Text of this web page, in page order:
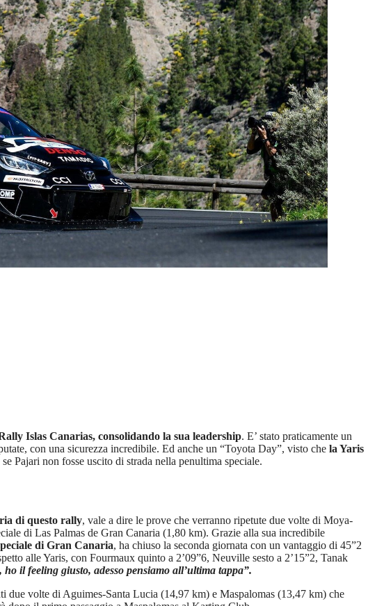
Islas Canarias, consolidando la sua leadership. E’ stato praticamente un
con una sicurezza incredibile. Ed anche un “Toyota Day”, visto che la Yaris
Pajari non fosse uscito di strada nella penultima speciale.
di questo rally, vale a dire le prove che verranno ripetute due volte di Moya-
di Las Palmas de Gran Canaria (1,80 km). Grazie alla sua incredibile
di Gran Canaria, ha chiuso la seconda giornata con un vantaggio di 45”2
alle Yaris, con Fourmaux quinto a 2’09”6, Neuville sesto a 2’15”2, Tanak
il feeling giusto, adesso pensiamo all’ultima tappa”.
due volte di Aguimes-Santa Lucia (14,97 km) e Maspalomas (13,47 km) che